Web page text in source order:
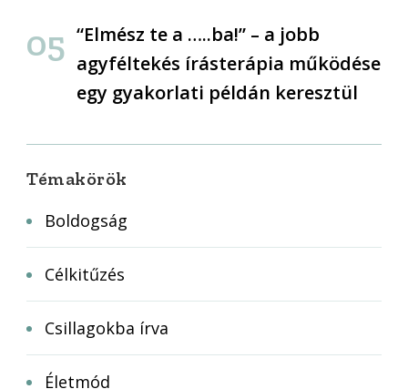
“Elmész te a …..ba!” – a jobb
agyféltekés írásterápia működése
egy gyakorlati példán keresztül
Témakörök
Boldogság
Célkitűzés
Csillagokba írva
Életmód